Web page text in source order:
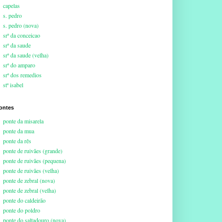
capelas
s. pedro
s. pedro (nova)
srª da conceicao
srª da saude
srª da saude (velha)
srª do amparo
srª dos remedios
stª isabel
ponte da misarela
ponte da mua
ponte da rês
ponte de ruivães (grande)
ponte de ruivães (pequena)
ponte de ruivães (velha)
ponte de zebral (nova)
ponte de zebral (velha)
ponte do caldeirão
ponte do poldro
ponte do saltadouro (nova)